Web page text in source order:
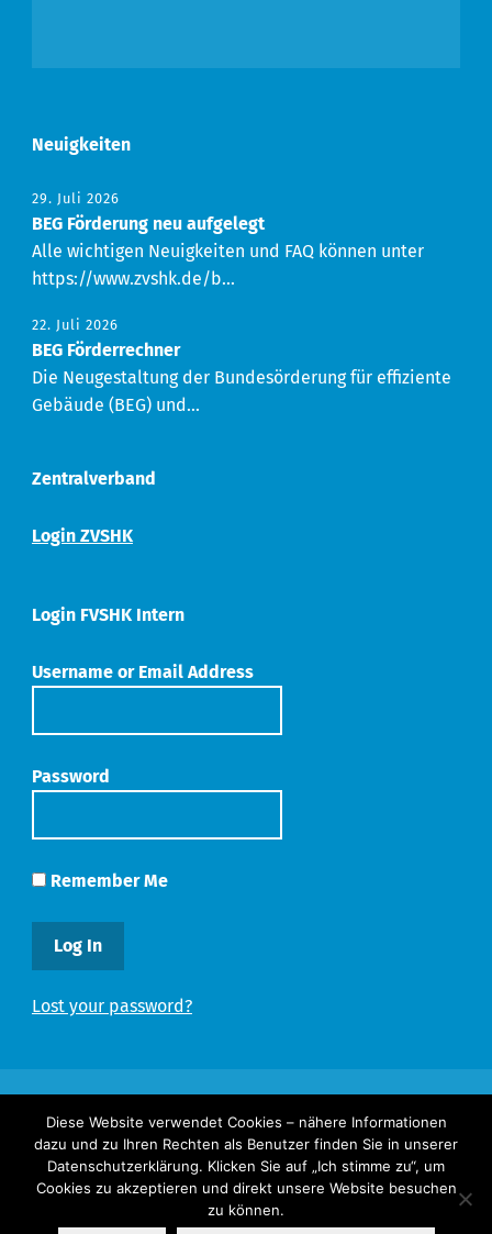
Neuigkeiten
29. Juli 2026
BEG Förderung neu aufgelegt
Alle wichtigen Neuigkeiten und FAQ können unter
https://www.zvshk.de/b...
22. Juli 2026
BEG Förderrechner
Die Neugestaltung der Bundesörderung für effiziente
Gebäude (BEG) und...
Zentralverband
Login ZVSHK
Login FVSHK Intern
Username or Email Address
Password
Remember Me
Lost your password?
Copyright ©Redesign.media
Impressum
Diese Website verwendet Cookies – nähere Informationen
dazu und zu Ihren Rechten als Benutzer finden Sie in unserer
Datenschutzerklärung. Klicken Sie auf „Ich stimme zu“, um
Cookies zu akzeptieren und direkt unsere Website besuchen
zu können.